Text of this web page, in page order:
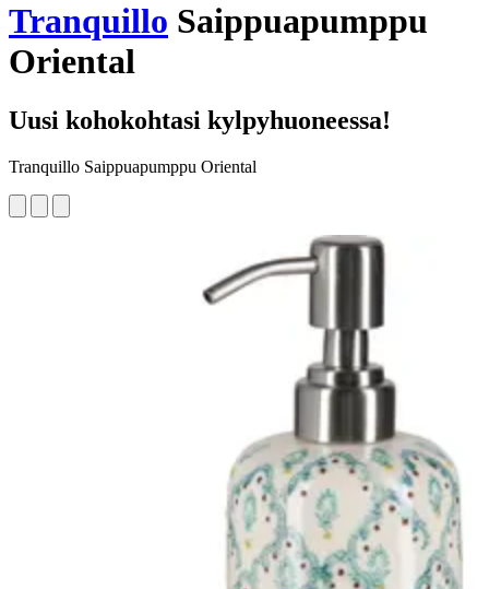
Tranquillo Saippuapumppu
Oriental
Uusi kohokohtasi kylpyhuoneessa!
Tranquillo Saippuapumppu Oriental